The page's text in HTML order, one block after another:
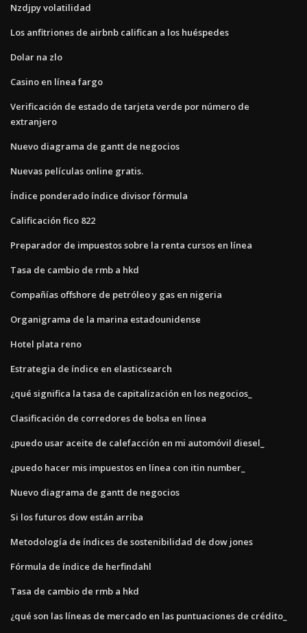
Nzdjpy volatilidad
Los anfitriones de airbnb califican a los huéspedes
Dolar na zlo
Casino en línea fargo
Verificación de estado de tarjeta verde por número de
extranjero
Nuevo diagrama de gantt de negocios
Nuevas películas online gratis.
Índice ponderado índice divisor fórmula
Calificación fico 822
Preparador de impuestos sobre la renta cursos en línea
Tasa de cambio de rmb a hkd
Compañías offshore de petróleo y gas en nigeria
Organigrama de la marina estadounidense
Hotel plata reno
Estrategia de índice en elasticsearch
¿qué significa la tasa de capitalización en los negocios_
Clasificación de corredores de bolsa en línea
¿puedo usar aceite de calefacción en mi automóvil diesel_
¿puedo hacer mis impuestos en línea con itin number_
Nuevo diagrama de gantt de negocios
Si los futuros dow están arriba
Metodología de índices de sostenibilidad de dow jones
Fórmula de índice de herfindahl
Tasa de cambio de rmb a hkd
¿qué son las líneas de mercado en las puntuaciones de crédito_